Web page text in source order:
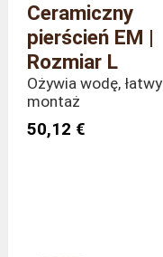
Ceramiczny
pierścień EM |
Rozmiar L
Ożywia wodę, łatwy
montaż
50,12 €